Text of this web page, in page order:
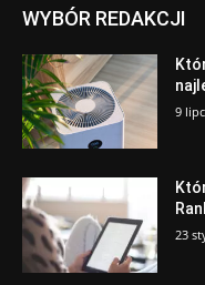
WYBÓR REDAKCJI
9
23